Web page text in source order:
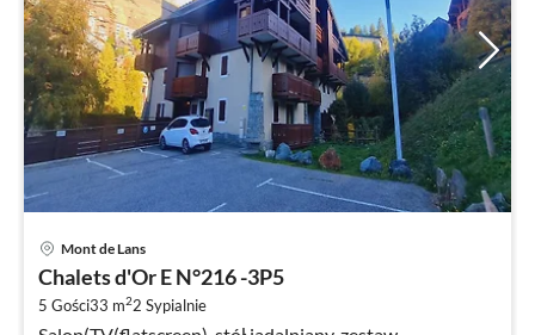
Mont de Lans
Chalets d'Or E N°216 -3P5
5 Gości33 m22 Sypialnie